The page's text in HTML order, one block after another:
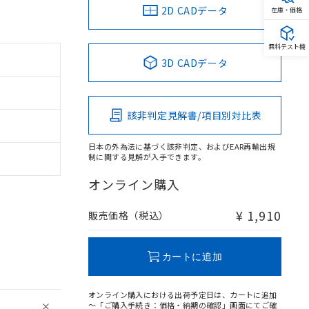
2D CADデータ
3D CADデータ
該非判定見解書/項目別対比表
日本の外為法に基づく該非判定、およびEAR再輸出規
制に関する見解が入手できます。
オンライン購入
販売価格（税込） ¥ 1,910
カートに追加
オンライン購入における出荷予定日は、カートに追加
～「ご購入手続き：価格・納期の確認」画面にてご確
在庫・価格
無料テスト機